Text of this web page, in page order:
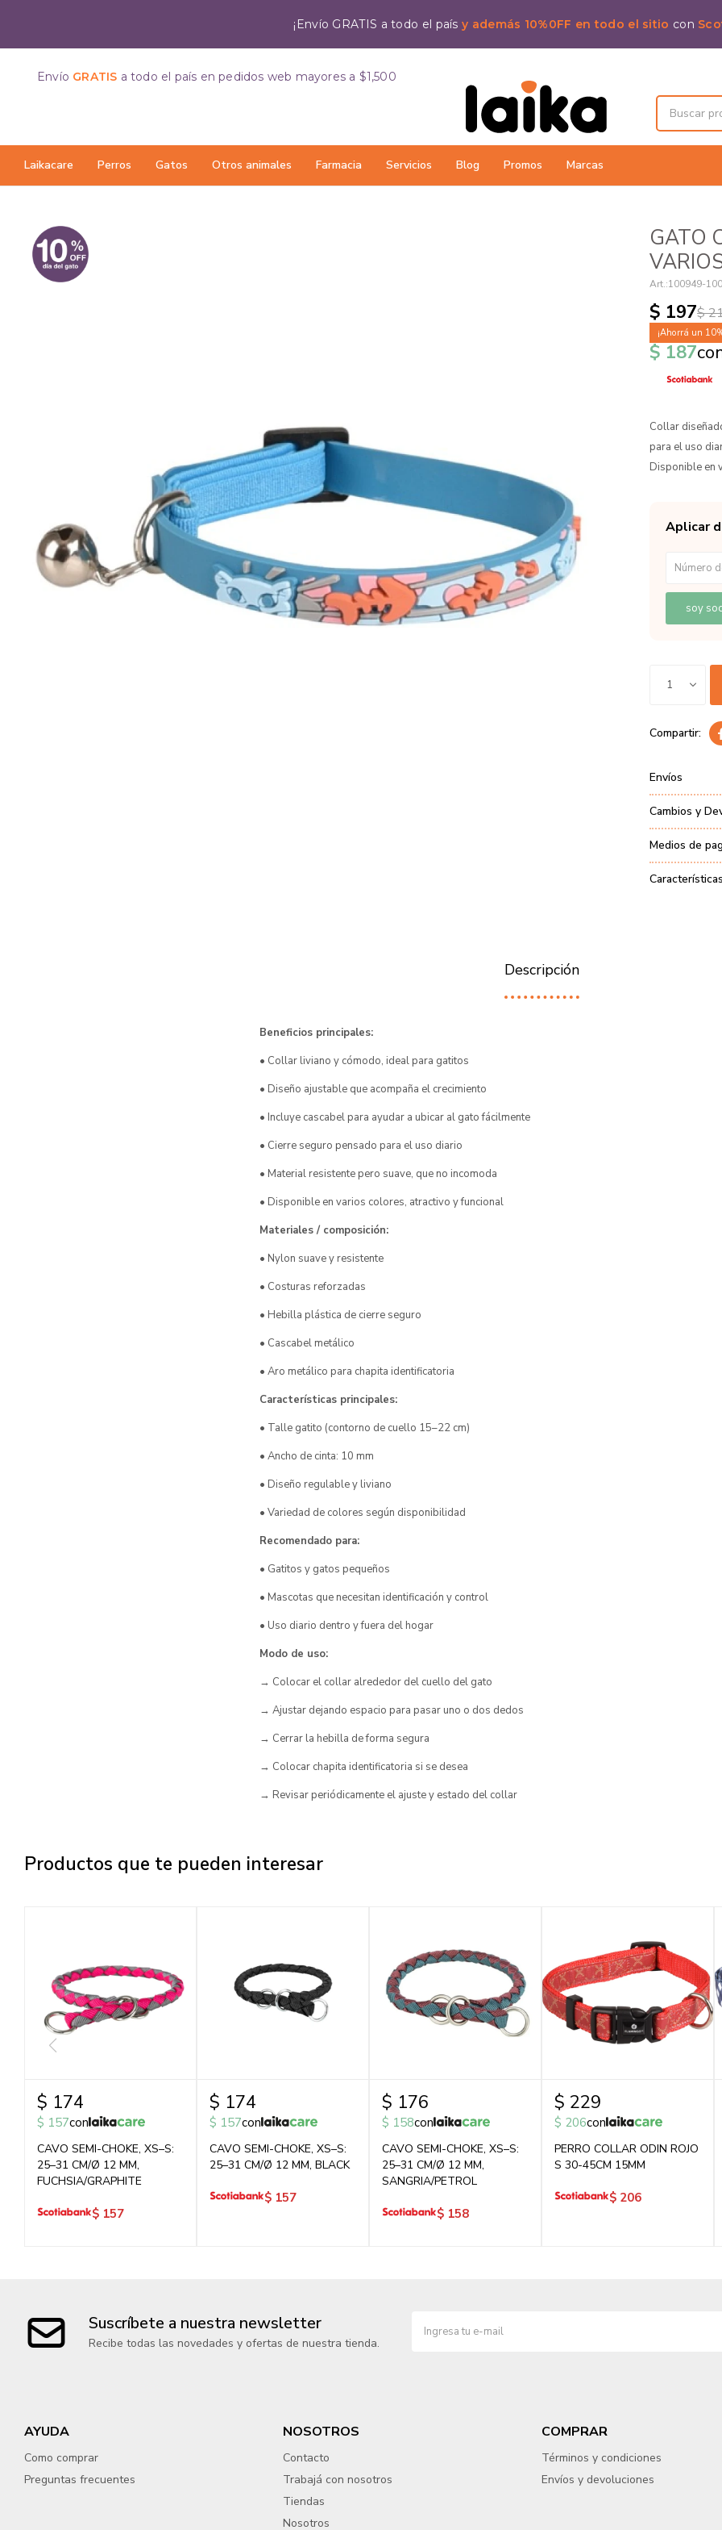
¡Envío GRATIS a todo el paísy además 10%0FF en todo el sitio con
Laikacare Perros Gatos Otros animales Farmacia Servicios Blog Promos Marcas
Envío GRATIS a todo el país en pedidos web mayores a $1,500
GATO
100949-
$ 197$
10
$ 187
Collar
para el uso
Disponible en
Aplicar
soy
1
Envíos
Cambios y
Medios de
Características
Descripción
Beneficios principales:
• Collar liviano y cómodo, ideal para gatitos
• Diseño ajustable que acompaña el crecimiento
• Incluye cascabel para ayudar a ubicar al gato fácilmente
• Cierre seguro pensado para el uso diario
• Material resistente pero suave, que no incomoda
• Disponible en varios colores, atractivo y funcional
Materiales / composición:
• Nylon suave y resistente
• Costuras reforzadas
• Hebilla plástica de cierre seguro
• Cascabel metálico
• Aro metálico para chapita identificatoria
Características principales:
• Talle gatito (contorno de cuello 15–22 cm)
• Ancho de cinta: 10 mm
• Diseño regulable y liviano
• Variedad de colores según disponibilidad
Recomendado para:
• Gatitos y gatos pequeños
• Mascotas que necesitan identificación y control
• Uso diario dentro y fuera del hogar
Modo de uso:
→ Colocar el collar alrededor del cuello del gato
→ Ajustar dejando espacio para pasar uno o dos dedos
→ Cerrar la hebilla de forma segura
→ Colocar chapita identificatoria si se desea
→ Revisar periódicamente el ajuste y estado del collar
Productos que te pueden interesar
$ 174
$ 157con
CAVO SEMI-CHOKE, XS–S:
25–31 CM/Ø 12 MM,
FUCHSIA/GRAPHITE
$ 157
$ 174
$ 157con
CAVO SEMI-CHOKE, XS–S:
25–31 CM/Ø 12 MM, BLACK
$ 157
$ 176
$ 158con
CAVO SEMI-CHOKE, XS–S:
25–31 CM/Ø 12 MM,
SANGRIA/PETROL
$ 158
$ 229
$ 206con
PERRO COLLAR ODIN ROJO
S 30-45CM 15MM
$ 206
Suscríbete a nuestra newsletter
Recibe todas las novedades y ofertas de nuestra tienda.
AYUDA
Como comprar
Preguntas frecuentes
NOSOTROS
Contacto
Trabajá con nosotros
Tiendas
Nosotros
COMPRAR
Términos y condiciones
Envíos y devoluciones